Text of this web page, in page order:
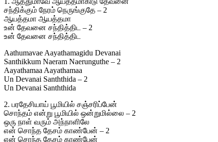
சந்திக்கும் நேரம் நெருங்குதே – 2
ஆயத்தமா ஆயத்தமா
உன் தேவனை சந்தித்திட – 2
உன் தேவனை சந்தித்திட
Aathumavae Aayathamagidu Devanai
Santhikkum Naeram Naerunguthe – 2
Aayathamaa Aayathamaa
Un Devanai Sanththida – 2
Un Devanai Sanththida
2. பரதேசியாய் பூமியில் சஞ்சரிப்பேன்
சொந்தம் என்று பூமியில் ஒன்றுமில்லை – 2
ஒரு நாள் வரும் அந்நாளிலே
என் சொந்த தேசம் காண்பேன் – 2
என் சொந்த தேசம் காண்பேன்